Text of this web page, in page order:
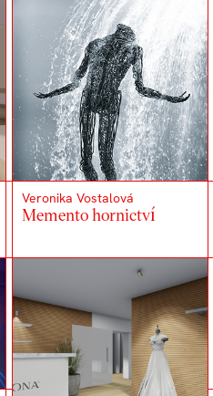
Veronika Vostalová
Memento hornictví